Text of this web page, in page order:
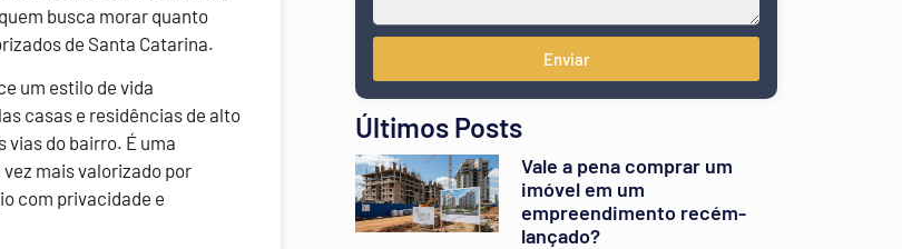
busca morar quanto
de Santa Catarina.
um estilo de vida
casas e residências de alto
do bairro. É uma
mais valorizado por
com privacidade e
Enviar
Últimos Posts
Vale a pena comprar um
imóvel em um
empreendimento recém-
lançado?